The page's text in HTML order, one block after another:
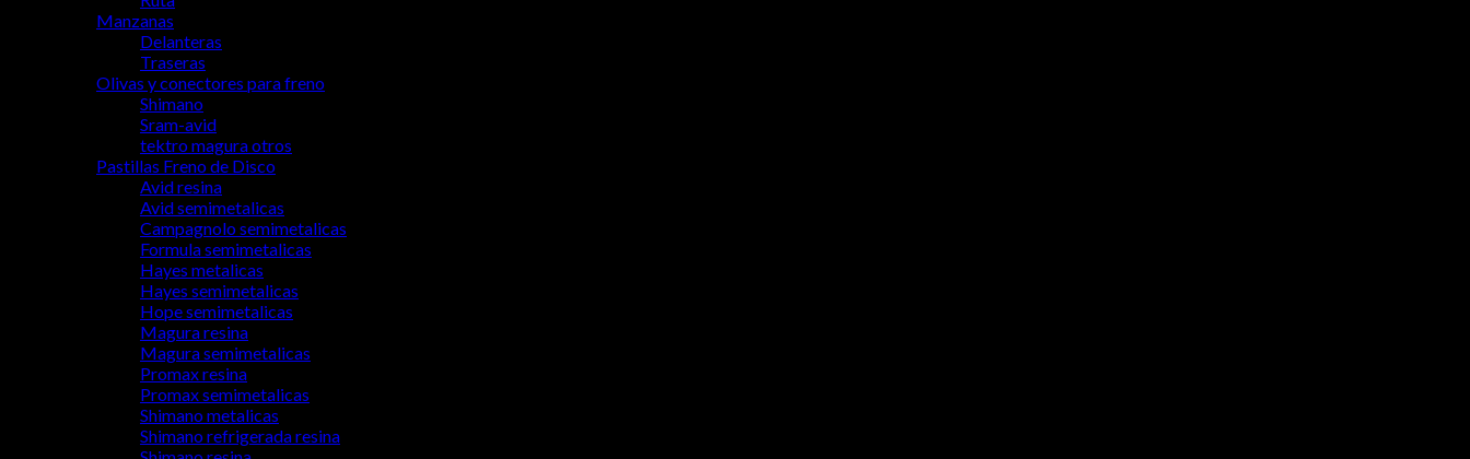
Manzanas
Delanteras
Traseras
Olivas y conectores para freno
Shimano
Sram-avid
tektro magura otros
Pastillas Freno de Disco
Avid resina
Avid semimetalicas
Campagnolo semimetalicas
Formula semimetalicas
Hayes metalicas
Hayes semimetalicas
Hope semimetalicas
Magura resina
Magura semimetalicas
Promax resina
Promax semimetalicas
Shimano metalicas
Shimano refrigerada resina